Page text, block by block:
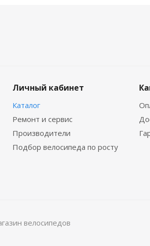
Личный кабинет
Каталог
Ремонт и сервис
Производители
Подбор велосипеда по росту
велосипедов